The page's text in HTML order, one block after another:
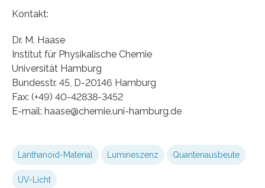
Kontakt:
Dr. M. Haase
Institut für Physikalische Chemie
Universität Hamburg
Bundesstr. 45, D-20146 Hamburg
Fax: (+49) 40-42838-3452
E-mail: haase@chemie.uni-hamburg.de
Lanthanoid-Material Lumineszenz Quantenausbeute
UV-Licht